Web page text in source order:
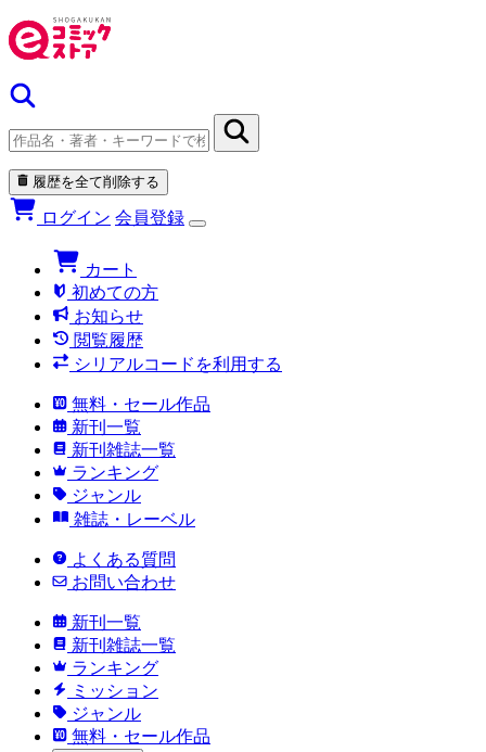
履歴を全て削除する
ログイン 会員登録
カート
初めての方
お知らせ
閲覧履歴
シリアルコードを利用する
無料・セール作品
新刊一覧
新刊雑誌一覧
ランキング
ジャンル
雑誌・レーベル
よくある質問
お問い合わせ
新刊一覧
新刊雑誌一覧
ランキング
ミッション
ジャンル
無料・セール作品